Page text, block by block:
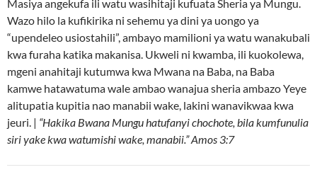
Masiya angekufa ili watu wasihitaji kufuata Sheria ya Mungu.
Wazo hilo la kufikirika ni sehemu ya dini ya uongo ya
“upendeleo usiostahili”, ambayo mamilioni ya watu wanakubali
kwa furaha katika makanisa. Ukweli ni kwamba, ili kuokolewa,
mgeni anahitaji kutumwa kwa Mwana na Baba, na Baba
kamwe hatawatuma wale ambao wanajua sheria ambazo Yeye
alitupatia kupitia nao manabii wake, lakini wanavikwaa kwa
jeuri. | “Hakika Bwana Mungu hatufanyi chochote, bila kumfunulia
siri yake kwa watumishi wake, manabii.” Amos 3:7